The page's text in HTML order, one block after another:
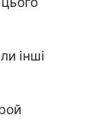
інші